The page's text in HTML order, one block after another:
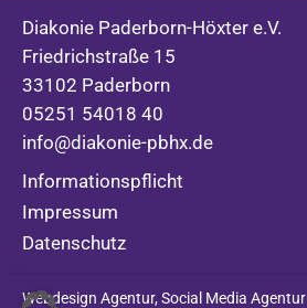
Diakonie Paderborn-Höxter e.V.
Friedrichstraße 15
33102 Paderborn
05251 54018 40
info@diakonie-pbhx.de
Informationspflicht
Impressum
Datenschutz
Webdesign Agentur, Social Media Agentur